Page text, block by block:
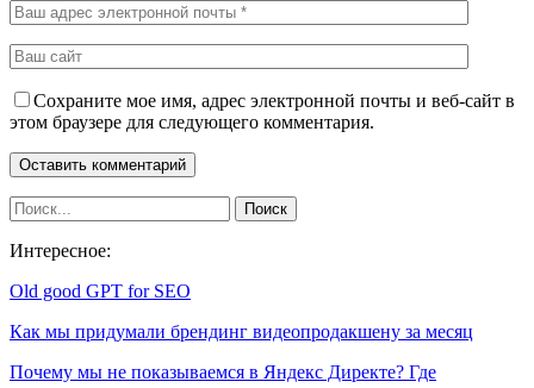
Сохраните мое имя, адрес электронной почты и веб-сайт в
этом браузере для следующего комментария.
Интересное:
Old good GPT for SEO
Как мы придумали брендинг видеопродакшену за месяц
Почему мы не показываемся в Яндекс Директе? Где